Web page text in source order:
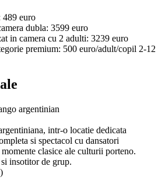
489 euro
dubla: 3599 euro
in camera cu 2 adulti: 3239 euro
premium: 500 euro/adult/copil 2-12
argentinian
intr-o locatie dedicata
si spectacol cu dansatori
clasice ale culturii porteno.
insotitor de grup.